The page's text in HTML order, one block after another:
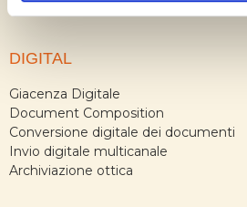
DIGITAL
Giacenza Digitale
Document Composition
Conversione digitale dei documenti
Invio digitale multicanale
Archiviazione ottica